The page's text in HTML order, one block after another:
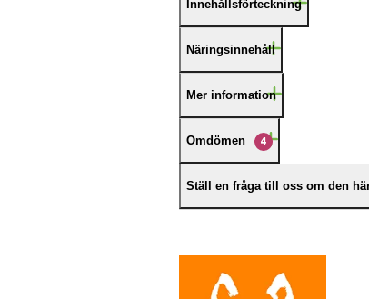
Innehållsförteckning
Näringsinnehåll
Mer information
Omdömen 4
Ställ en fråga till oss om den